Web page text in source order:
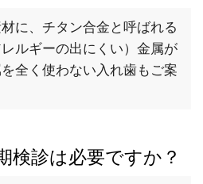
に、チタン合金と呼ばれる
ルギーの出にくい）金属が
全く使わない入れ歯もご案
検診は必要ですか？